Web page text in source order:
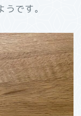
です。